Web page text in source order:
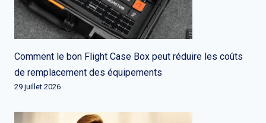
Comment le bon Flight Case Box peut réduire les coûts
de remplacement des équipements
29 juillet 2026